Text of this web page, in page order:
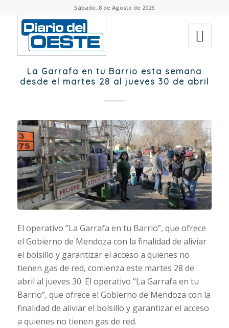
Sábado, 8 de Agosto de 2026
La Garrafa en tu Barrio esta semana
desde el martes 28 al jueves 30 de abril
El operativo “La Garrafa en tu Barrio”, que ofrece
el Gobierno de Mendoza con la finalidad de aliviar
el bolsillo y garantizar el acceso a quienes no
tienen gas de red, comienza este martes 28 de
abril al jueves 30. El operativo “La Garrafa en tu
Barrio”, que ofrece el Gobierno de Mendoza con la
finalidad de aliviar el bolsillo y garantizar el acceso
a quienes no tienen gas de red.